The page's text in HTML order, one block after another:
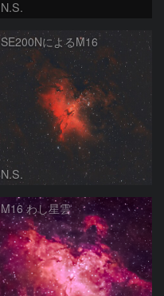
N.S.
SE200NによるM16
N.S.
M16 わし星雲